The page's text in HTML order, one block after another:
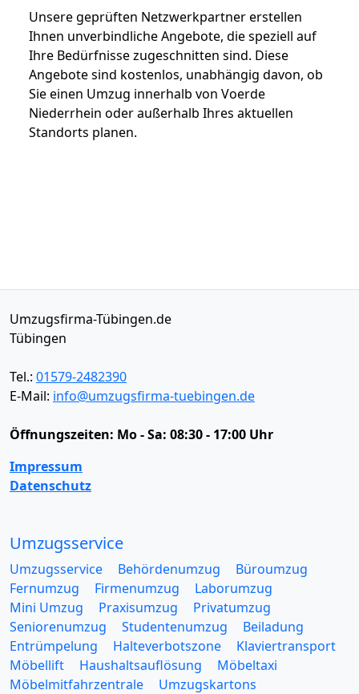
Unsere geprüften Netzwerkpartner erstellen
Ihnen unverbindliche Angebote, die speziell auf
Ihre Bedürfnisse zugeschnitten sind. Diese
Angebote sind kostenlos, unabhängig davon, ob
Sie einen Umzug innerhalb von Voerde
Niederrhein oder außerhalb Ihres aktuellen
Standorts planen.
Umzugsfirma-Tübingen.de
Tübingen
Tel.: 01579-2482390
E-Mail: info@umzugsfirma-tuebingen.de
Öffnungszeiten: Mo - Sa: 08:30 - 17:00 Uhr
Impressum
Datenschutz
Umzugsservice
Umzugsservice Behördenumzug
Büroumzug
Fernumzug
Firmenumzug
Laborumzug
Mini Umzug
Praxisumzug
Privatumzug
Seniorenumzug
Studentenumzug
Beiladung
Entrümpelung
Halteverbotszone
Klaviertransport
Möbellift
Haushaltsauflösung
Möbeltaxi
Möbelmitfahrzentrale
Umzugskartons